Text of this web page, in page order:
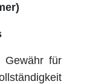
Gewähr für